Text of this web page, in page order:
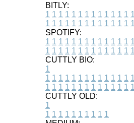
BITLY:
1 1 1 1 1 1 1 1 1 1 1 1 1
1 1 1 1 1 1 1 1 1 1 1 1 1
SPOTIFY:
1 1 1 1 1 1 1 1 1 1 1 1 1
1 1 1 1 1 1 1 1 1 1 1 1 1
CUTTLY BIO:
1
1 1 1 1 1 1 1 1 1 1 1 1 1
1 1 1 1 1 1 1 1 1 1 1 1 1
CUTTLY OLD:
1
1 1 1 1 1 1 1 1 1 1